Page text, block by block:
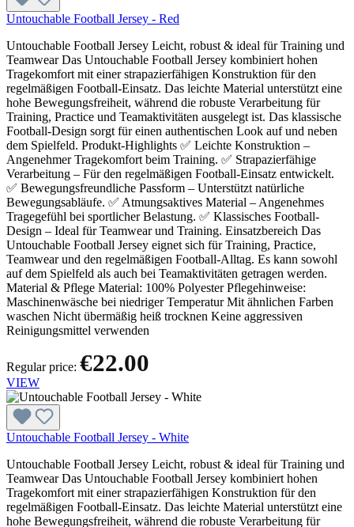
Untouchable Football Jersey - Red
Untouchable Football Jersey Leicht, robust & ideal für Training und
Teamwear Das Untouchable Football Jersey kombiniert hohen
Tragekomfort mit einer strapazierfähigen Konstruktion für den
regelmäßigen Football-Einsatz. Das leichte Material unterstützt eine
hohe Bewegungsfreiheit, während die robuste Verarbeitung für
Training, Practice und Teamaktivitäten ausgelegt ist. Das klassische
Football-Design sorgt für einen authentischen Look auf und neben
dem Spielfeld. Produkt-Highlights ✅ Leichte Konstruktion –
Angenehmer Tragekomfort beim Training. ✅ Strapazierfähige
Verarbeitung – Für den regelmäßigen Football-Einsatz entwickelt.
✅ Bewegungsfreundliche Passform – Unterstützt natürliche
Bewegungsabläufe. ✅ Atmungsaktives Material – Angenehmes
Tragegefühl bei sportlicher Belastung. ✅ Klassisches Football-
Design – Ideal für Teamwear und Training. Einsatzbereich Das
Untouchable Football Jersey eignet sich für Training, Practice,
Teamwear und den regelmäßigen Football-Alltag. Es kann sowohl
auf dem Spielfeld als auch bei Teamaktivitäten getragen werden.
Material & Pflege Material: 100% Polyester Pflegehinweise:
Maschinenwäsche bei niedriger Temperatur Mit ähnlichen Farben
waschen Nicht übermäßig heiß trocknen Keine aggressiven
Reinigungsmittel verwenden
Regular price: €22.00
VIEW
Untouchable Football Jersey - White
Untouchable Football Jersey Leicht, robust & ideal für Training und
Teamwear Das Untouchable Football Jersey kombiniert hohen
Tragekomfort mit einer strapazierfähigen Konstruktion für den
regelmäßigen Football-Einsatz. Das leichte Material unterstützt eine
hohe Bewegungsfreiheit, während die robuste Verarbeitung für